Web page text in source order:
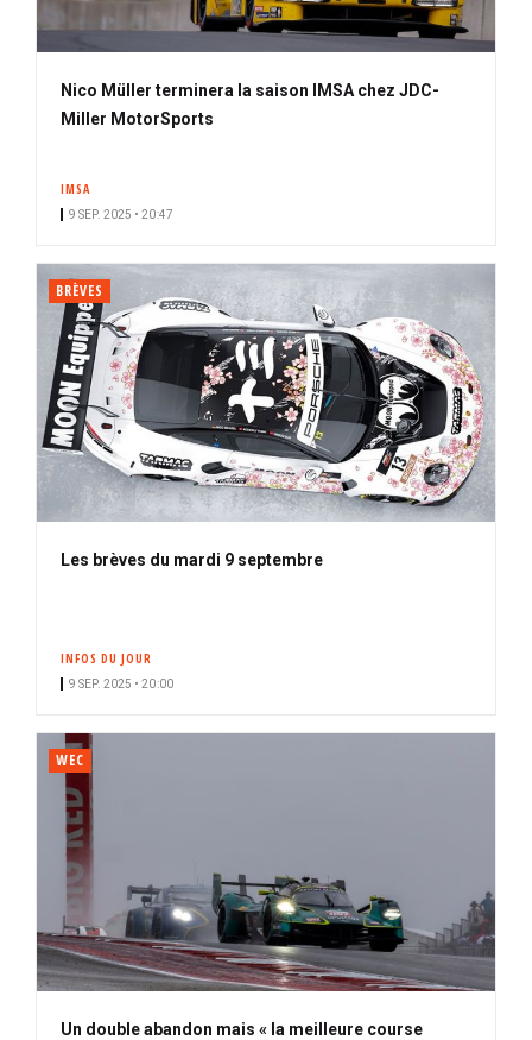
Nico Müller terminera la saison IMSA chez JDC-
Miller MotorSports
IMSA
9 SEP. 2025 • 20:47
BRÈVES
Les brèves du mardi 9 septembre
INFOS DU JOUR
9 SEP. 2025 • 20:00
WEC
Un double abandon mais « la meilleure course